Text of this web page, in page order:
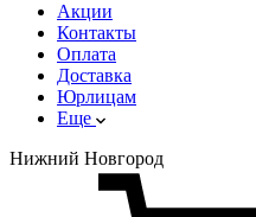
Акции
Контакты
Оплата
Доставка
Юрлицам
Еще
Нижний Новгород